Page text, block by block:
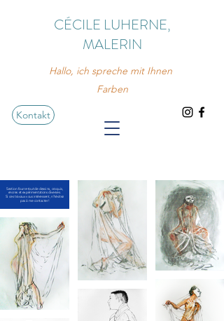
CÉCILE LUHERNE,
MALERIN
Hallo, ich spreche mit Ihnen
Farben
Kontakt
Section fourre-tout de dessins, croquis,
encres et expérimentations diverses.
Si ces travaux vous intéressent, n'hésitez
pas à me contacter!